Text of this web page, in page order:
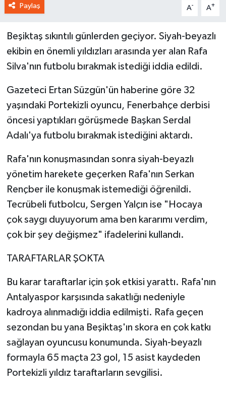
Paylaş A- A+
Beşiktaş sıkıntılı günlerden geçiyor. Siyah-beyazlı
ekibin en önemli yıldızları arasında yer alan Rafa
Silva'nın futbolu bırakmak istediği iddia edildi.
Gazeteci Ertan Süzgün'ün haberine göre 32
yaşındaki Portekizli oyuncu, Fenerbahçe derbisi
öncesi yaptıkları görüşmede Başkan Serdal
Adalı'ya futbolu bırakmak istediğini aktardı.
Rafa'nın konuşmasından sonra siyah-beyazlı
yönetim harekete geçerken Rafa'nın Serkan
Rençber ile konuşmak istemediği öğrenildi.
Tecrübeli futbolcu, Sergen Yalçın ise "Hocaya
çok saygı duyuyorum ama ben kararımı verdim,
çok bir şey değişmez" ifadelerini kullandı.
TARAFTARLAR ŞOKTA
Bu karar taraftarlar için şok etkisi yarattı. Rafa'nın
Antalyaspor karşısında sakatlığı nedeniyle
kadroya alınmadığı iddia edilmişti. Rafa geçen
sezondan bu yana Beşiktaş'ın skora en çok katkı
sağlayan oyuncusu konumunda. Siyah-beyazlı
formayla 65 maçta 23 gol, 15 asist kaydeden
Portekizli yıldız taraftarların sevgilisi.